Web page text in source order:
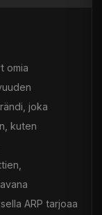
omia
joka
kuten
ARP tarjoaa